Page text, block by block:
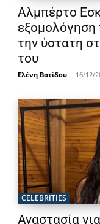
Αλμπέρτο
εξομολόγηση
την ύστατη
του
Ελένη Βατίδου - 16/12/
CELEBRITIES
Αναστασία